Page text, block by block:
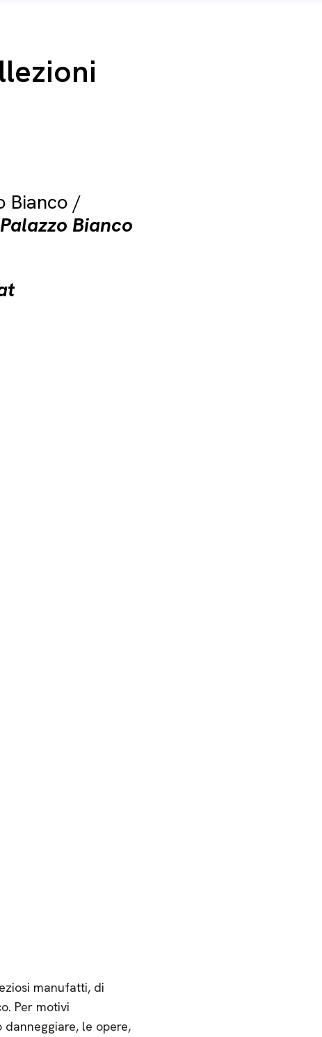
Bianco /
Bianco
manufatti, di
Per motivi
le opere,